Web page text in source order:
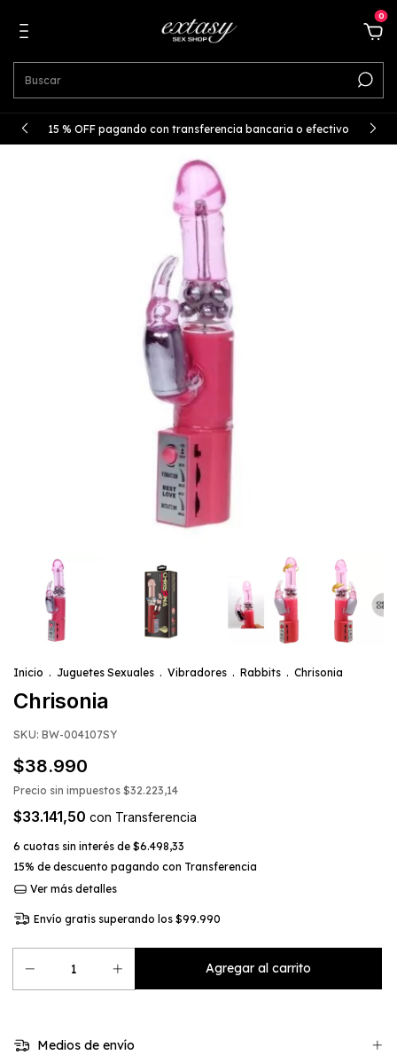
0
15 % OFF pagando con transferencia bancaria o efectivo
Inicio . Juguetes Sexuales . Vibradores . Rabbits . Chrisonia
Chrisonia
SKU: BW-004107SY
$38.990
Precio sin impuestos $32.223,14
$33.141,50 con Transferencia
6 cuotas sin interés de $6.498,33
15% de descuento pagando con Transferencia
Ver más detalles
Envío gratis superando los $99.990
Medios de envío